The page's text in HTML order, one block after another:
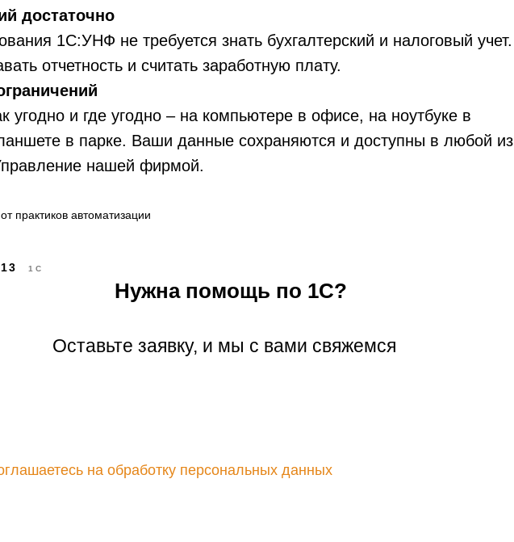
достаточно
1С:УНФ не требуется знать бухгалтерский и налоговый учет.
отчетность и считать заработную плату.
угодно и где угодно – на компьютере в офисе, на ноутбуке в
в парке. Ваши данные сохраняются и доступны в любой из
нашей фирмой.
практиков автоматизации
1С
Нужна помощь по 1С?
Оставьте заявку, и мы с вами свяжемся
на обработку персональных данных